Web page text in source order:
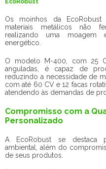
EcoRobust
Os moinhos da
materiais metálicos não
realizando uma moagem
energético.
O modelo M-400, com 25
anguladas, é capaz de
reduzindo a necessidade de
com até 60 CV e 12 facas
atendendo às demandas de
Compromisso com a
Personalizado
A EcoRobust se destaca
ambiental, além do
de seus produtos.